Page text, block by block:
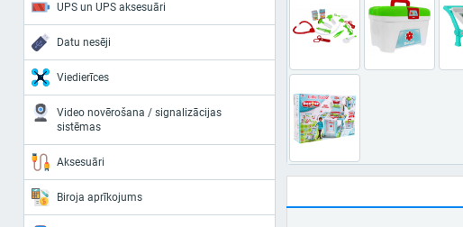
UPS un UPS aksesuāri
Datu nesēji
Viedierīces
Video novērošana / signalizācijas
sistēmas
Aksesuāri
Biroja aprīkojums